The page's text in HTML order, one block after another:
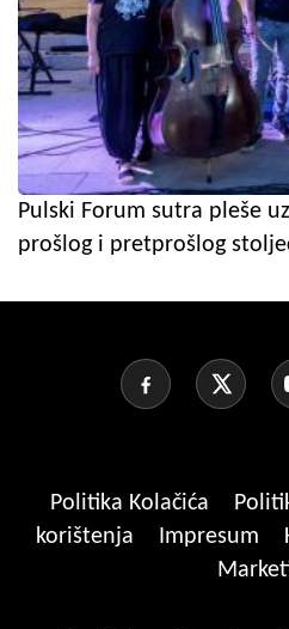
Pulski Forum sutra pleše
prošlog i pretprošlog
Politika Kolačića
korištenja
Impresum